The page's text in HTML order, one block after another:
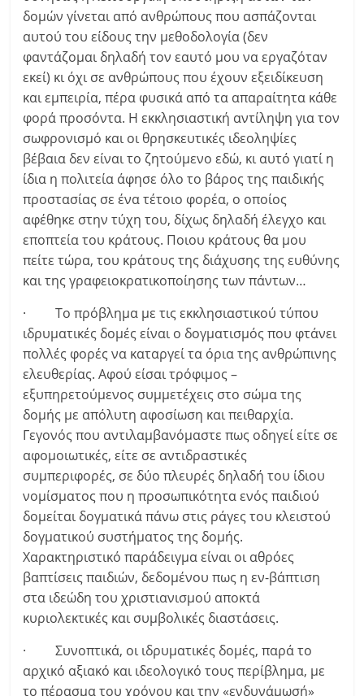
δομών γίνεται από ανθρώπους που ασπάζονται
αυτού του είδους την μεθοδολογία (δεν
φαντάζομαι δηλαδή τον εαυτό μου να εργαζόταν
εκεί) κι όχι σε ανθρώπους που έχουν εξειδίκευση
και εμπειρία, πέρα φυσικά από τα απαραίτητα κάθε
φορά προσόντα. Η εκκλησιαστική αντίληψη για τον
σωφρονισμό και οι θρησκευτικές ιδεοληψίες
βέβαια δεν είναι το ζητούμενο εδώ, κι αυτό γιατί η
ίδια η πολιτεία άφησε όλο το βάρος της παιδικής
προστασίας σε ένα τέτοιο φορέα, ο οποίος
αφέθηκε στην τύχη του, δίχως δηλαδή έλεγχο και
εποπτεία του κράτους. Ποιου κράτους θα μου
πείτε τώρα, του κράτους της διάχυσης της ευθύνης
και της γραφειοκρατικοποίησης των πάντων…
· Το πρόβλημα με τις εκκλησιαστικού τύπου
ιδρυματικές δομές είναι ο δογματισμός που φτάνει
πολλές φορές να καταργεί τα όρια της ανθρώπινης
ελευθερίας. Αφού είσαι τρόφιμος –
εξυπηρετούμενος συμμετέχεις στο σώμα της
δομής με απόλυτη αφοσίωση και πειθαρχία.
Γεγονός που αντιλαμβανόμαστε πως οδηγεί είτε σε
αφομοιωτικές, είτε σε αντιδραστικές
συμπεριφορές, σε δύο πλευρές δηλαδή του ίδιου
νομίσματος που η προσωπικότητα ενός παιδιού
δομείται δογματικά πάνω στις ράγες του κλειστού
δογματικού συστήματος της δομής.
Χαρακτηριστικό παράδειγμα είναι οι αθρόες
βαπτίσεις παιδιών, δεδομένου πως η εν-βάπτιση
στα ιδεώδη του χριστιανισμού αποκτά
κυριολεκτικές και συμβολικές διαστάσεις.
· Συνοπτικά, οι ιδρυματικές δομές, παρά το
αρχικό αξιακό και ιδεολογικό τους περίβλημα, με
το πέρασμα του χρόνου και την «ενδυνάμωσή»